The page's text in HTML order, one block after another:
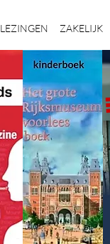
LEZINGEN ZAKELIJK